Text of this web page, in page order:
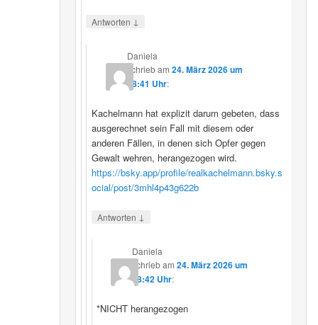
Antworten ↓
Daniela
schriebam 24. März 2026 um
08:41 Uhr:
Kachelmann hat explizit darum gebeten, dass
ausgerechnet sein Fall mit diesem oder
anderen Fällen, in denen sich Opfer gegen
Gewalt wehren, herangezogen wird.
https://bsky.app/profile/realkachelmann.bsky.s
ocial/post/3mhl4p43g622b
Antworten ↓
Daniela
schriebam24. März 2026 um
08:42 Uhr:
*NICHT herangezogen